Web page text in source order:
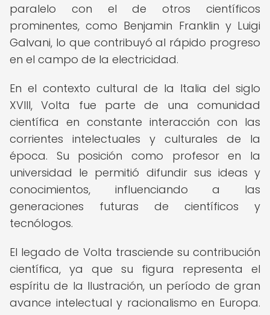
paralelo con el de otros científicos
prominentes, como Benjamin Franklin y Luigi
Galvani, lo que contribuyó al rápido progreso
en el campo de la electricidad.
En el contexto cultural de la Italia del siglo
XVIII, Volta fue parte de una comunidad
científica en constante interacción con las
corrientes intelectuales y culturales de la
época. Su posición como profesor en la
universidad le permitió difundir sus ideas y
conocimientos, influenciando a las
generaciones futuras de científicos y
tecnólogos.
El legado de Volta trasciende su contribución
científica, ya que su figura representa el
espíritu de la Ilustración, un período de gran
avance intelectual y racionalismo en Europa.